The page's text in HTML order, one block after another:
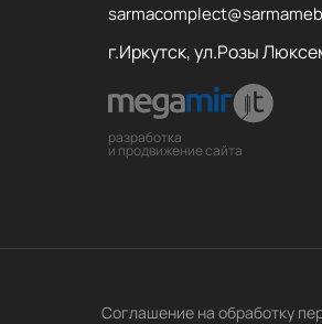
г.Иркутск, ул.Розы
разработка
и продвижение сайта
Соглашение на обработку